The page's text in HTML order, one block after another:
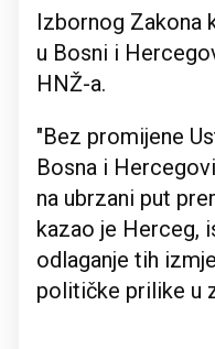
Izbornog Zakona
u Bosni i
HNŽ-a.
"Bez promijene
Bosna i
na ubrzani put
kazao je Herceg,
odlaganje tih
političke prilike u